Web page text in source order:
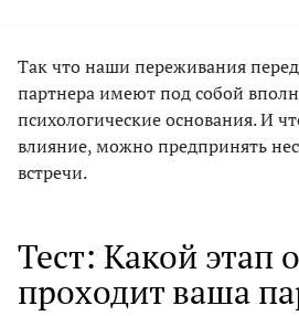
Так что наши переживания
партнера имеют под собой
психологические основания. И
влияние, можно предпринять
встречи.
Тест: Какой этап
проходит ваша